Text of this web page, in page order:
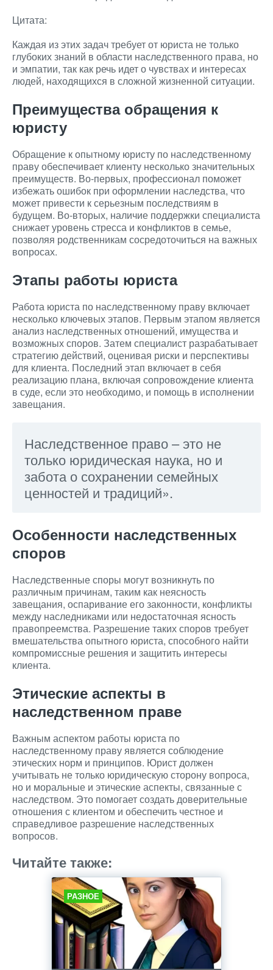
Цитата:
Каждая из этих задач требует от юриста не только
глубоких знаний в области наследственного права, но
и эмпатии, так как речь идет о чувствах и интересах
людей, находящихся в сложной жизненной ситуации.
Преимущества обращения к
юристу
Обращение к опытному юристу по наследственному
праву обеспечивает клиенту несколько значительных
преимуществ. Во-первых, профессионал поможет
избежать ошибок при оформлении наследства, что
может привести к серьезным последствиям в
будущем. Во-вторых, наличие поддержки специалиста
снижает уровень стресса и конфликтов в семье,
позволяя родственникам сосредоточиться на важных
вопросах.
Этапы работы юриста
Работа юриста по наследственному праву включает
несколько ключевых этапов. Первым этапом является
анализ наследственных отношений, имущества и
возможных споров. Затем специалист разрабатывает
стратегию действий, оценивая риски и перспективы
для клиента. Последний этап включает в себя
реализацию плана, включая сопровождение клиента
в суде, если это необходимо, и помощь в исполнении
завещания.
Наследственное право – это не
только юридическая наука, но и
забота о сохранении семейных
ценностей и традиций».
Особенности наследственных
споров
Наследственные споры могут возникнуть по
различным причинам, таким как неясность
завещания, оспаривание его законности, конфликты
между наследниками или недостаточная ясность
правопреемства. Разрешение таких споров требует
вмешательства опытного юриста, способного найти
компромиссные решения и защитить интересы
клиента.
Этические аспекты в
наследственном праве
Важным аспектом работы юриста по
наследственному праву является соблюдение
этических норм и принципов. Юрист должен
учитывать не только юридическую сторону вопроса,
но и моральные и этические аспекты, связанные с
наследством. Это помогает создать доверительные
отношения с клиентом и обеспечить честное и
справедливое разрешение наследственных
вопросов.
Читайте также:
РАЗНОЕ